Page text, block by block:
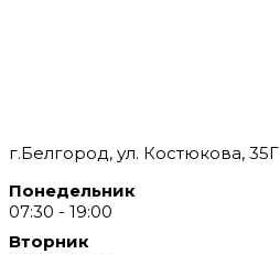
г.Белгород, ул. Костюкова, 35Г
Понедельник
07:30 - 19:00
Вторник